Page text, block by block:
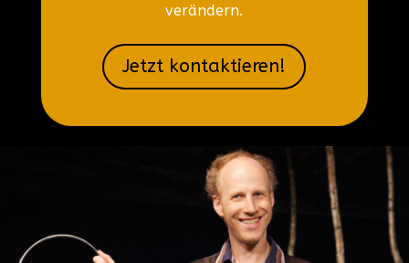
verändern.
Jetzt kontaktieren!